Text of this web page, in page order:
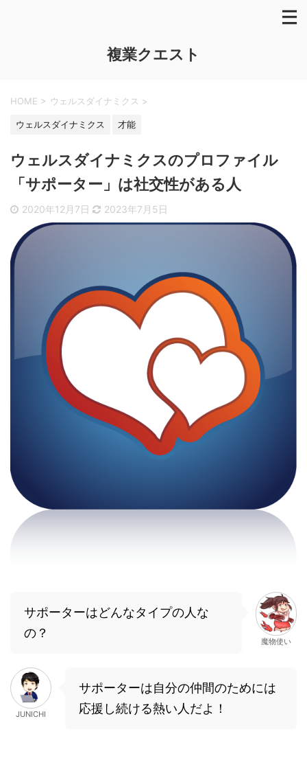
複業クエスト
HOME > ウェルスダイナミクス >
ウェルスダイナミクス 才能
ウェルスダイナミクスのプロファイル
「サポーター」は社交性がある人
2020年12月7日 2023年7月5日
サポーターはどんなタイプの人な
の？
魔物使い
JUNICHI
サポーターは自分の仲間のためには
応援し続ける熱い人だよ！